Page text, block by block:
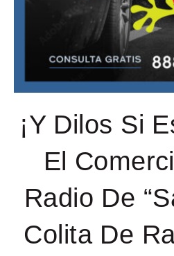
¡Y Dilos Si
El
Radio De
Colita De